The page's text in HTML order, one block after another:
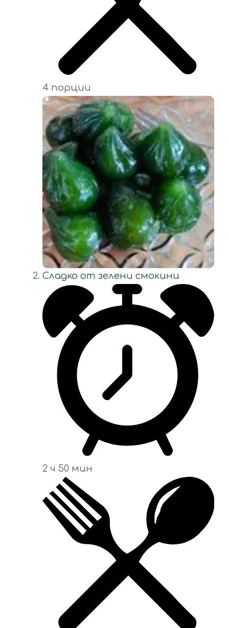
4 порции
Сладко от зелени смокини
2 ч 50 мин